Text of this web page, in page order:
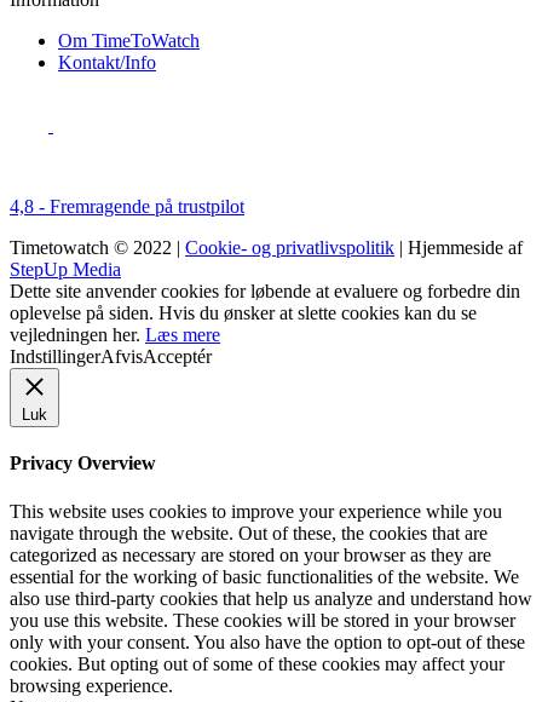
Om TimeToWatch
Kontakt/Info
4,8 - Fremragende på trustpilot
Timetowatch © 2022 | Cookie- og privatlivspolitik | Hjemmeside af
StepUp Media
Dette site anvender cookies for løbende at evaluere og forbedre din
oplevelse på siden. Hvis du ønsker at slette cookies kan du se
vejledningen her. Læs mere
IndstillingerAfvisAcceptér
Luk
Privacy Overview
This website uses cookies to improve your experience while you
navigate through the website. Out of these, the cookies that are
categorized as necessary are stored on your browser as they are
essential for the working of basic functionalities of the website. We
also use third-party cookies that help us analyze and understand how
you use this website. These cookies will be stored in your browser
only with your consent. You also have the option to opt-out of these
cookies. But opting out of some of these cookies may affect your
browsing experience.